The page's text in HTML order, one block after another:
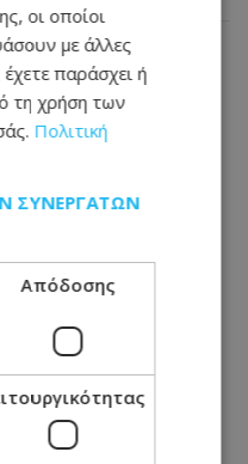
οι οποίοι
με άλλες
παράσχει ή
τη χρήση των
Πολιτική
ΣΥΝΕΡΓΑΤΏΝ
Απόδοσης